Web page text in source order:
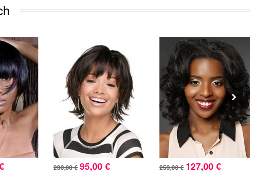
230,00 € 95,00 € 253,00 € 127,00 €